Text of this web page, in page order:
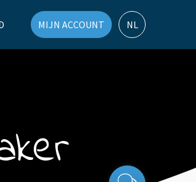
MIJN ACCOUNT NL